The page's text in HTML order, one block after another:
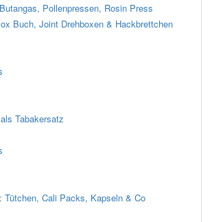
Pollenpressen, Rosin Press
Buch, Joint Drehboxen & Hackbrettchen
Tabakersatz
Tütchen, Cali Packs, Kapseln & Co